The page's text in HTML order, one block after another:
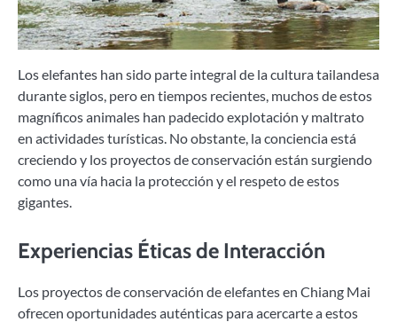
Los elefantes han sido parte integral de la cultura tailandesa
durante siglos, pero en tiempos recientes, muchos de estos
magníficos animales han padecido explotación y maltrato
en actividades turísticas. No obstante, la conciencia está
creciendo y los proyectos de conservación están surgiendo
como una vía hacia la protección y el respeto de estos
gigantes.
Experiencias Éticas de Interacción
Los proyectos de conservación de elefantes en Chiang Mai
ofrecen oportunidades auténticas para acercarte a estos